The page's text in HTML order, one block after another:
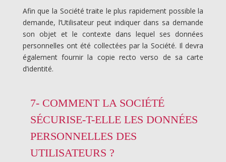
Afin que la Société traite le plus rapidement possible la
demande, l’Utilisateur peut indiquer dans sa demande
son objet et le contexte dans lequel ses données
personnelles ont été collectées par la Société. Il devra
également fournir la copie recto verso de sa carte
d’identité.
7- COMMENT LA SOCIÉTÉ
SÉCURISE-T-ELLE LES DONNÉES
PERSONNELLES DES
UTILISATEURS ?